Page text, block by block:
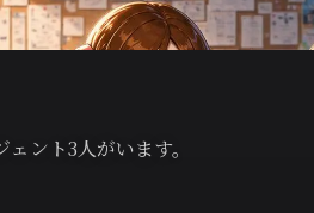
ント3人がいます。